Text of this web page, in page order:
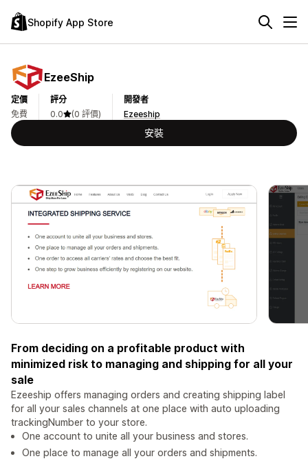
Shopify App Store
EzeeShip
定價
免費
評分
0.0
(0 評價)
開發者
Ezeeship
安裝
From deciding on a profitable product with
minimized risk to managing and shipping for all your
sale
Ezeeship offers managing orders and creating shipping label
for all your sales channels at one place with auto uploading
trackingNumber to your store.
One account to unite all your business and stores.
One place to manage all your orders and shipments.